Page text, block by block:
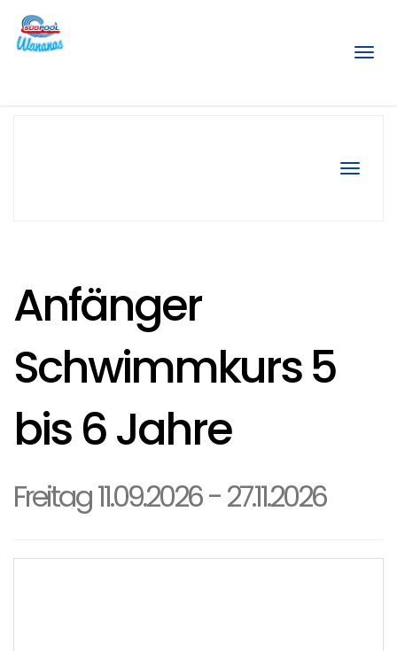
Anfänger
Schwimmkurs 5
bis 6 Jahre
Freitag 11.09.2026 - 27.11.2026